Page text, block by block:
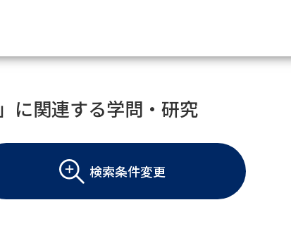
大学・短大の資料種類から請求
大学パンフ
学部・学科パンフ
総合型選抜・学校推薦型選抜 募集要項＆願書
」に関連する学問・研究
検索条件変更